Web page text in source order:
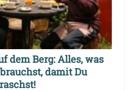
dem Berg: Alles, was
damit Du